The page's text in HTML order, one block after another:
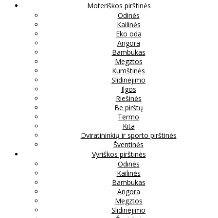
Moteriškos pirštinės
Odinės
Kailinės
Eko oda
Angora
Bambukas
Megztos
Kumštinės
Slidinėjimo
Ilgos
Riešinės
Be pirštų
Termo
Kita
Dviratininkių ir sporto pirštinės
Šventinės
Vyriškos pirštinės
Odinės
Kailinės
Bambukas
Angora
Megztos
Slidinėjimo